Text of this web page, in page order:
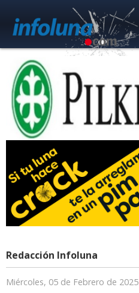
Redacción Infoluna
Miércoles, 05 de Febrero de 2025